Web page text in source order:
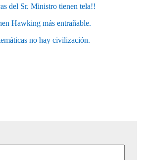
del Sr. Ministro tienen tela!!
Hawking más entrañable.
no hay civilización.